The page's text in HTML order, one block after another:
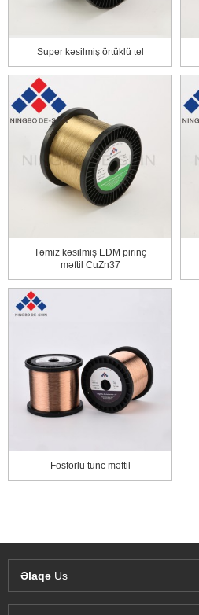
Super kəsilmiş örtüklü tel
Təmiz kəsilmiş EDM pirinç
məftil CuZn37
Fosforlu tunc məftil
Əlaqə Us